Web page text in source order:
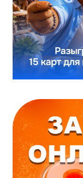
Моментальное
одобрение
Первый заём
бесплатно
Деньги зачисляются
в течение нескольких
минут.